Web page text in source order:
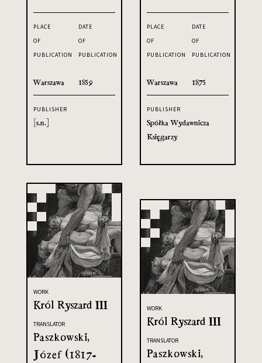
PLACE
OF
PUBLICATION
Warszawa
DATE
OF
PUBLICATION
1859
PUBLISHER
[s.n.]
PLACE
OF
PUBLICATION
Warszawa
DATE
OF
PUBLICATION
1875
PUBLISHER
Spółka Wydawnicza
Księgarzy
WORK
Król Ryszard III
TRANSLATOR
Paszkowski,
Józef (1817-
WORK
Król Ryszard III
TRANSLATOR
Paszkowski,